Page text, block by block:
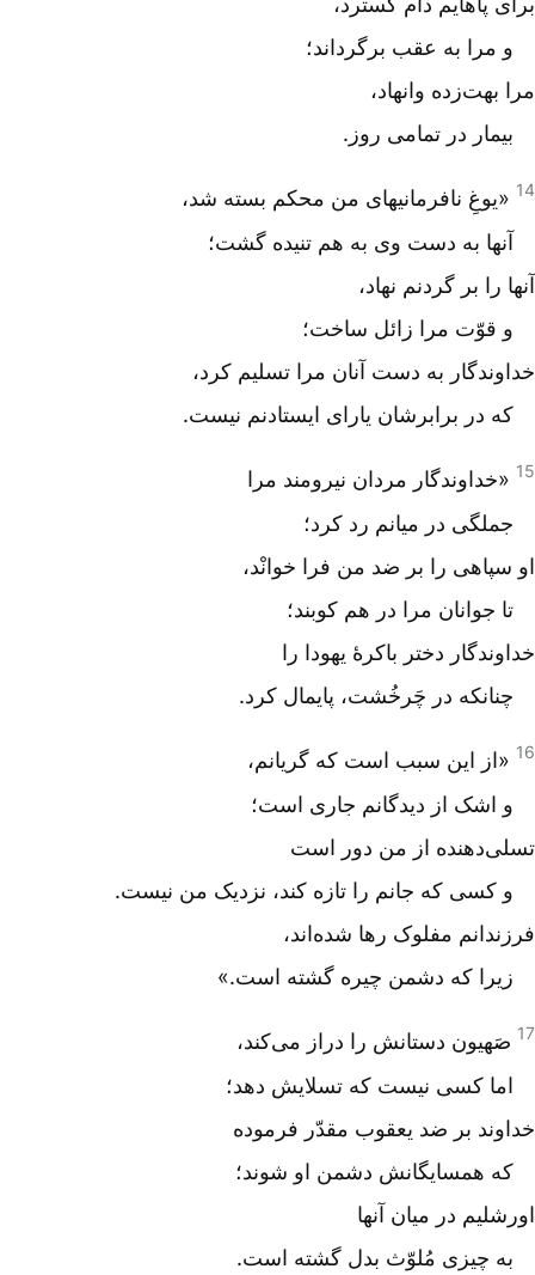
و مرا به عقب برگرداند؛
مرا بهت‌زده وانهاد،
بیمار در تمامی روز.
14 «یوغِ نافرمانیهای من محکم بسته شد،
آنها به دست وی به هم تنیده گشت؛
آنها را بر گردنم نهاد،
و قوّت مرا زائل ساخت؛
خداوندگار به دست آنان مرا تسلیم کرد،
که در برابرشان یارای ایستادنم نیست.
15 «خداوندگار مردان نیرومند مرا
جملگی در میانم رد کرد؛
او سپاهی را بر ضد من فرا خوانْد،
تا جوانان مرا در هم کوبند؛
خداوندگار دختر باکرۀ یهودا را
چنانکه در چَرخُشت، پایمال کرد.
16 «از این سبب است که گریانم،
و اشک از دیدگانم جاری است؛
تسلی‌دهنده از من دور است
و کسی که جانم را تازه کند، نزدیک من نیست.
فرزندانم مفلوک رها شده‌اند،‌
زیرا که دشمن چیره گشته است.»
17 صَهیون دستانش را دراز می‌کند،
اما کسی نیست که تسلایش دهد؛
خداوند بر ضد یعقوب مقدّر فرموده
که همسایگانش دشمن او شوند؛
اورشلیم در میان آنها
به چیزی مُلوّث بدل گشته است.